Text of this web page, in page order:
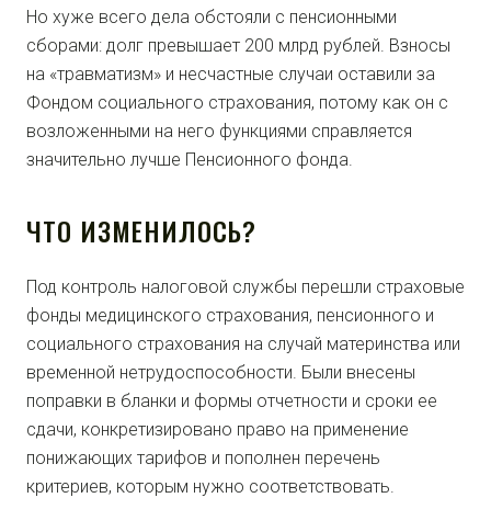
Но хуже всего дела обстояли с пенсионными
сборами: долг превышает 200 млрд рублей. Взносы
на «травматизм» и несчастные случаи оставили за
Фондом социального страхования, потому как он с
возложенными на него функциями справляется
значительно лучше Пенсионного фонда.
ЧТО ИЗМЕНИЛОСЬ?
Под контроль налоговой службы перешли страховые
фонды медицинского страхования, пенсионного и
социального страхования на случай материнства или
временной нетрудоспособности. Были внесены
поправки в бланки и формы отчетности и сроки ее
сдачи, конкретизировано право на применение
понижающих тарифов и пополнен перечень
критериев, которым нужно соответствовать.